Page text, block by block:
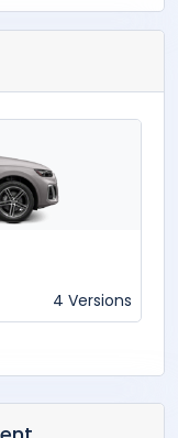
4 Versions